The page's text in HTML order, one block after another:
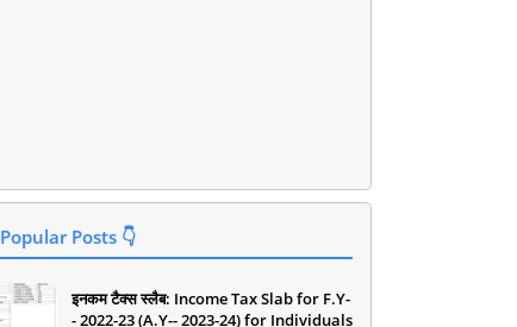
Popular Posts 👇
इनकम टैक्स स्लैब: Income Tax Slab for F.Y-
- 2022-23 (A.Y-- 2023-24) for Individuals